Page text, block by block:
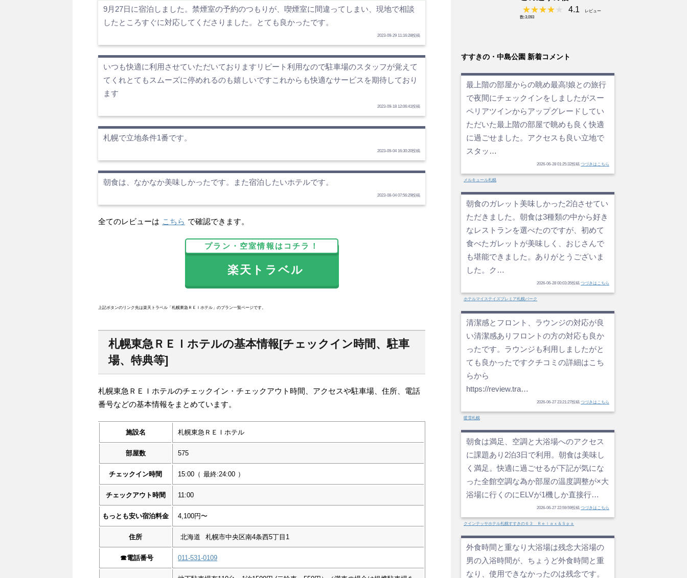
9月27日に宿泊しました。禁煙室の予約のつもりが、喫煙室に間違ってしまい、現地で相談
したところすぐに対応してくださりました。とても良かったです。
2023-09-29 11:16:28投稿
いつも快適に利用させていただいておりますリピート利用なので駐車場のスタッフが覚えて
てくれとてもスムーズに停めれるのも嬉しいですこれからも快適なサービスを期待しており
ます
2023-09-18 12:06:41投稿
札幌で立地条件1番です。
2023-09-04 16:30:20投稿
朝食は、なかなか美味しかったです。また宿泊したいホテルです。
2023-08-04 07:56:29投稿
全てのレビューは こちら で確認できます。
プラン・空室情報はコチラ！
楽天トラベル
上記ボタンのリンク先は楽天トラベル「札幌東急ＲＥＩホテル」のプラン一覧ページです。
札幌東急ＲＥＩホテルの基本情報[チェックイン時間、駐車
場、特典等]
札幌東急ＲＥＩホテルのチェックイン・チェックアウト時間、アクセスや駐車場、住所、電話
番号などの基本情報をまとめています。
施設名 札幌東急ＲＥＩホテル
部屋数 575
チェックイン時間 15:00 （ 最終:24:00 ）
チェックアウト時間 11:00
もっとも安い宿泊料金 4,100円〜
住所 北海道 札幌市中央区南4条西5丁目1
☎︎電話番号 011-531-0109
4.1
レビュー
数:3,093
すすきの・中島公園 新着コメント
最上階の部屋からの眺め最高!娘との旅行
で夜間にチェックインをしましたがスー
ペリアツインからアップグレードしてい
ただいた最上階の部屋で眺めも良く快適
に過ごせました。アクセスも良い立地で
スタッ…
2026-06-28 01:25:32投稿 つづきはこちら
メルキュール札幌
朝食のガレット美味しかった2泊させてい
ただきました。朝食は3種類の中から好き
なレストランを選べたのですが、初めて
食べたガレットが美味しく、おじさんで
も堪能できました。ありがとうございま
した。ク…
2026-06-28 00:03:35投稿 つづきはこちら
ホテルマイステイズプレミア札幌パーク
清潔感とフロント、ラウンジの対応が良
い清潔感ありフロントの方の対応も良か
ったです。ラウンジも利用しましたがと
ても良かったですクチコミの詳細はこち
らから
https://review.tra…
2026-06-27 23:21:27投稿 つづきはこちら
暖雪札幌
朝食は満足、空調と大浴場へのアクセス
に課題あり2泊3日で利用。朝食は美味し
く満足。快適に過ごせるが下記が気にな
った全館空調な為か部屋の温度調整が×大
浴場に行くのにELVが1機しか直接行…
2026-06-27 22:59:59投稿 つづきはこちら
クインテッサホテル札幌すすきの６３ Ｒｅｌａｘ＆Ｓｐａ
外食時間と重なり大浴場は残念大浴場の
男の入浴時間が、ちょうど外食時間と重
なり、使用できなかったのは残念です。